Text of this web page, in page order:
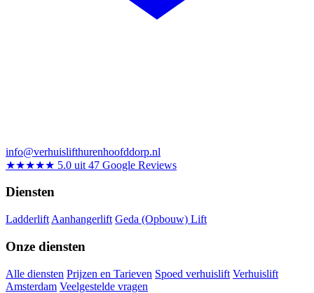
info@verhuislifthurenhoofddorp.nl
★★★★★ 5.0 uit 47 Google Reviews
Diensten
Ladderlift Aanhangerlift Geda (Opbouw) Lift
Onze diensten
Alle diensten Prijzen en Tarieven Spoed verhuislift Verhuislift
Amsterdam Veelgestelde vragen